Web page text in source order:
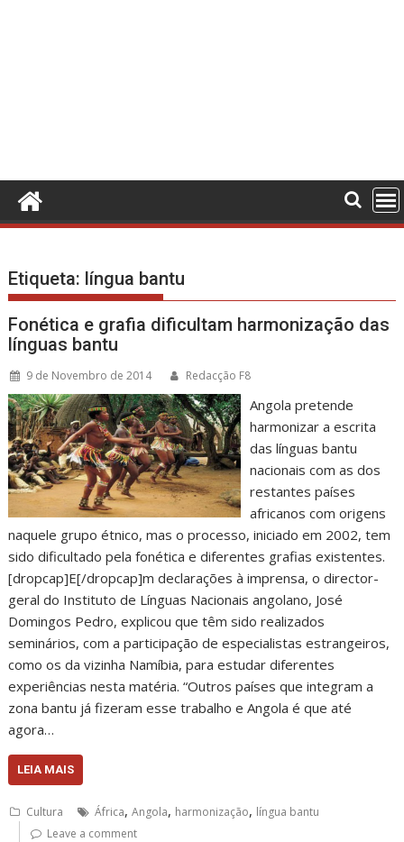
Etiqueta: língua bantu
Fonética e grafia dificultam harmonização das
línguas bantu
9 de Novembro de 2014 Redacção F8
Angola pretende
harmonizar a escrita
das línguas bantu
nacionais com as dos
restantes países
africanos com origens
naquele grupo étnico, mas o processo, iniciado em 2002, tem
sido dificultado pela fonética e diferentes grafias existentes.
[dropcap]E[/dropcap]m declarações à imprensa, o director-
geral do Instituto de Línguas Nacionais angolano, José
Domingos Pedro, explicou que têm sido realizados
seminários, com a participação de especialistas estrangeiros,
como os da vizinha Namíbia, para estudar diferentes
experiências nesta matéria. “Outros países que integram a
zona bantu já fizeram esse trabalho e Angola é que até
agora…
LEIA MAIS
Cultura África,Angola, harmonização, língua bantu
Leave a comment